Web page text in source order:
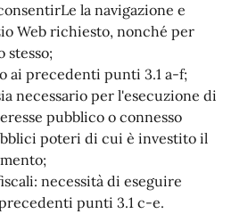
la navigazione e
Web richiesto, nonché per
stesso;
ai precedenti punti 3.1 a-f;
necessario per l'esecuzione di
pubblico o connesso
poteri di cui è investito il
necessità di eseguire
punti 3.1 c-e.